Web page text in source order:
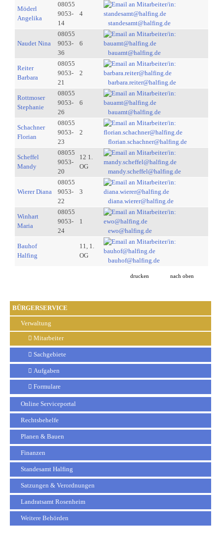
BÜRGERSERVICE
Verwaltung
Mitarbeiter
Sachgebiete
Aufgaben
Formulare
Online Serviceportal
Rechtsbehelfe
Planen & Bauen
Finanzen
Standesamt Halfing
Satzungen & Verordnungen
Landratsamt Rosenheim
Weitere Behörden
Möderl
Angelika
08055
9053-
14
4
standesamt@halfing.de
Naudet Nina
08055
9053-
36
6
bauamt@halfing.de
Reiter
Barbara
08055
9053-
21
2
barbara.reiter@halfing.de
Rottmoser
Stephanie
08055
9053-
26
6
bauamt@halfing.de
Schachner
Florian
08055
9053-
23
2
florian.schachner@halfing.de
Scheffel
Mandy
08055
9053-
20
12 1.
OG
mandy.scheffel@halfing.de
Wierer Diana
08055
9053-
22
3
diana.wierer@halfing.de
Winhart
Maria
08055
9053-
24
1
ewo@halfing.de
Bauhof
Halfing
11, 1.
OG
bauhof@halfing.de
drucken nach oben